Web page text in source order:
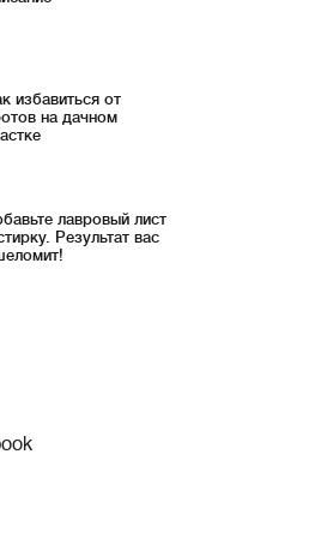
избавиться от
на дачном
лавровый лист
Результат вас